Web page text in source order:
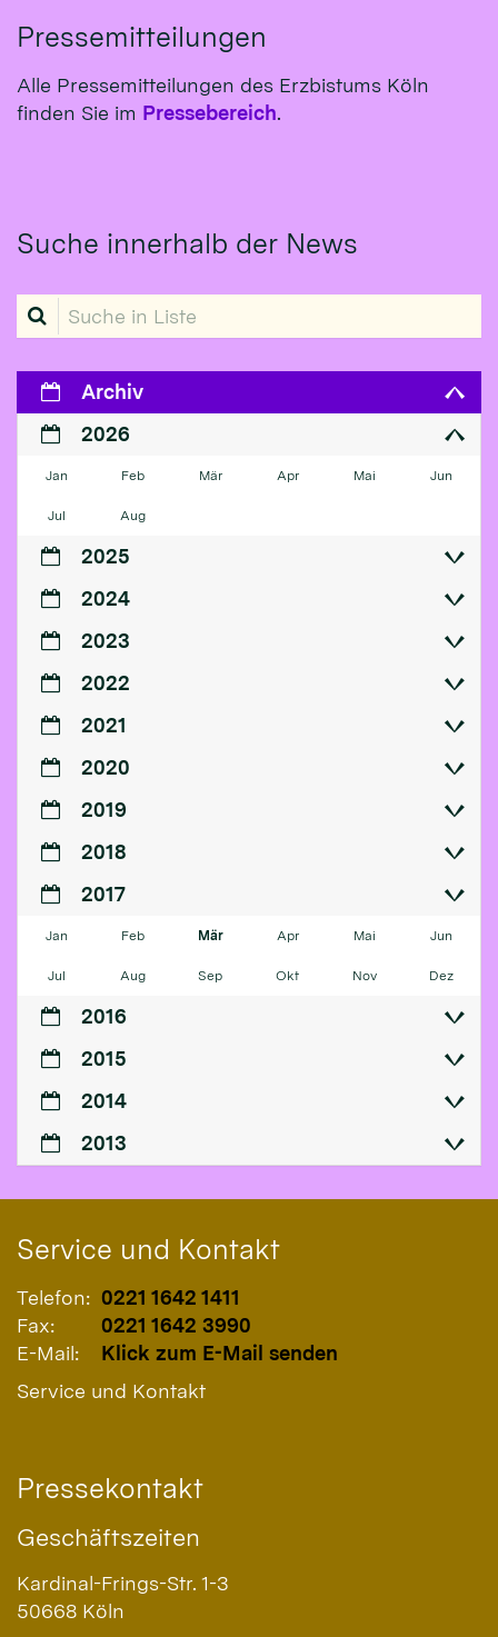
Pressemitteilungen
Alle Pressemitteilungen des Erzbistums Köln
finden Sie im Pressebereich.
Suche innerhalb der News
Suche in Liste
Archiv
2026
Jan Feb Mär Apr Mai Jun
Jul Aug
2025
2024
2023
2022
2021
2020
2019
2018
2017
Jan Feb Mär Apr Mai Jun
Jul Aug Sep Okt Nov Dez
2016
2015
2014
2013
Service und Kontakt
Telefon: 0221 1642 1411
Fax:
0221 1642 3990
E-Mail:
Klick zum E-Mail senden
Service und Kontakt
Pressekontakt
Geschäftszeiten
Kardinal-Frings-Str. 1-3
50668 Köln